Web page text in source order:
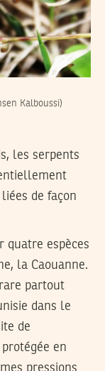
Kalboussi)
les serpents
de façon
quatre espèces
la Caouanne.
partout
dans le
de
protégée en
pressions